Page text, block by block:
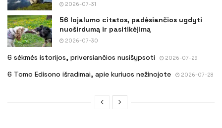
2026-07-31
56 lojalumo citatos, padėsiančios ugdyti
nuoširdumą ir pasitikėjimą
2026-07-30
6 sėkmės istorijos, priversiančios nusišypsoti 2026-07-29
6 Tomo Edisono išradimai, apie kuriuos nežinojote 2026-07-28